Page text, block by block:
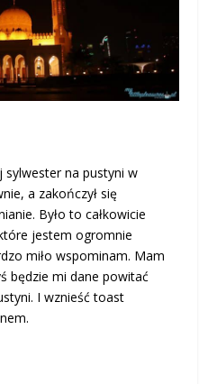
sylwester na pustyni w
a zakończył się
Było to całkowicie
jestem ogromnie
miło wspominam. Mam
będzie mi dane powitać
I wznieść toast